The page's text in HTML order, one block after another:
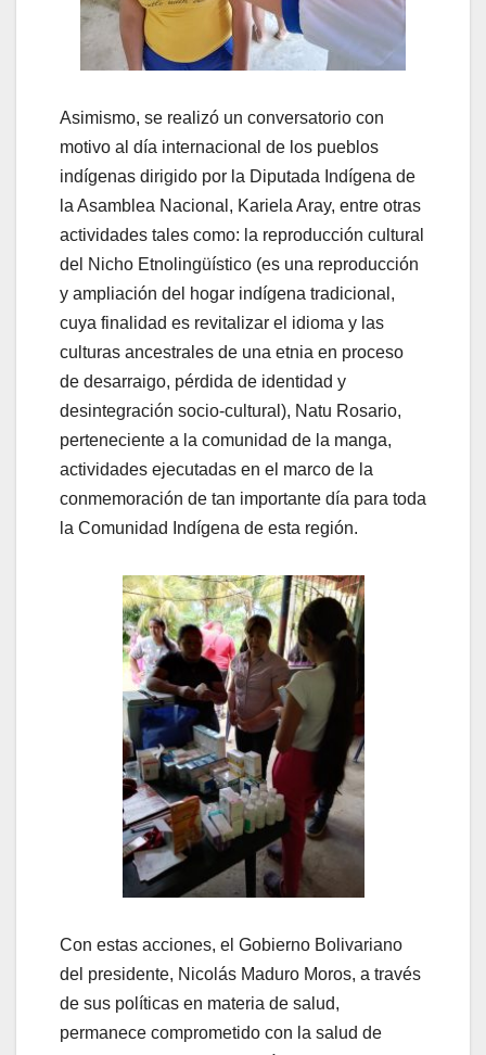
Asimismo, se realizó un conversatorio con
motivo al día internacional de los pueblos
indígenas dirigido por la Diputada Indígena de
la Asamblea Nacional, Kariela Aray, entre otras
actividades tales como: la reproducción cultural
del Nicho Etnolingüístico (es una reproducción
y ampliación del hogar indígena tradicional,
cuya finalidad es revitalizar el idioma y las
culturas ancestrales de una etnia en proceso
de desarraigo, pérdida de identidad y
desintegración socio-cultural), Natu Rosario,
perteneciente a la comunidad de la manga,
actividades ejecutadas en el marco de la
conmemoración de tan importante día para toda
la Comunidad Indígena de esta región.
Con estas acciones, el Gobierno Bolivariano
del presidente, Nicolás Maduro Moros, a través
de sus políticas en materia de salud,
permanece comprometido con la salud de